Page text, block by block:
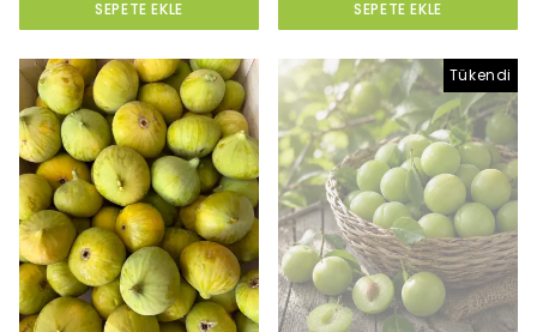
SEPETE EKLE SEPETE EKLE
⭐️ Bu ürünü 1981 kişi
favoriledi!
Tükendi
⭐️ Bu ürünü1732 kişi
favoriledi!